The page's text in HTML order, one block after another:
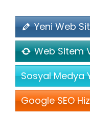
Yeni Web
Web Sitem
Sosyal Medya
Google SEO